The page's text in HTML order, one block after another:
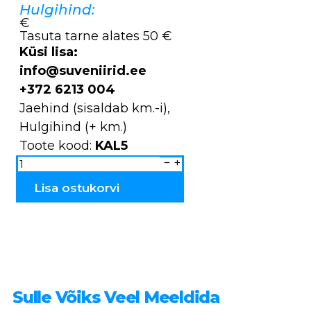
Hulgihind:
€
Tasuta tarne alates 50 €
Küsi lisa:
info@suveniirid.ee
+372 6213 004
Jaehind (sisaldab km.-i),
Hulgihind (+ km.)
Toote kood: KAL5
Kalender
riidest
2013
kogus
Lisa ostukorvi
Sulle Võiks Veel Meeldida